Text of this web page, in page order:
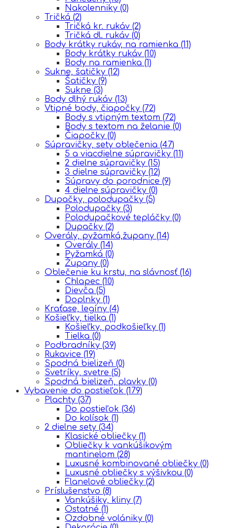
Nakolenniky (0)
Tričká (2)
Tričká kr. rukáv (2)
Tričká dl. rukáv (0)
Body krátky rukáv, na ramienka (11)
Body krátky rukáv (10)
Body na ramienka (1)
Sukne, šatičky (12)
Šatičky (9)
Sukne (3)
Body dlhý rukáv (13)
Vtipné body, čiapočky (72)
Body s vtipným textom (72)
Body s textom na želanie (0)
Čiapočky (0)
Súpravičky, sety oblečenia (47)
5 a viacdielne súpravičky (11)
2 dielne súpravičky (15)
3 dielne súpravičky (12)
Súpravy do porodnice (9)
4 dielne súpravičky (0)
Dupačky, polodupačky (5)
Polodupačky (3)
Polodupačkové tepláčky (0)
Dupačky (2)
Overály, pyžamká,župany (14)
Overály (14)
Pyžamká (0)
Župany (0)
Oblečenie ku krstu, na slávnosť (16)
Chlapec (10)
Dievča (5)
Doplnky (1)
Kraťase, legíny (4)
Košieľky, tielka (1)
Košieľky, podkošieľky (1)
Tielka (0)
Podbradníky (39)
Rukavice (19)
Spodná bielizeň (0)
Svetríky, svetre (5)
Spodná bielizeň, plavky (0)
Vybavenie do postieľok (179)
Plachty (37)
Do postieľok (36)
Do kolísok (1)
2 dielne sety (34)
Klasické obliečky (1)
Obliečky k vankúšikovým
mantinelom (28)
Luxusné kombinované obliečky (0)
Luxusné obliečky s výšivkou (0)
Flanelové obliečky (2)
Príslušenstvo (8)
Vankúšiky, kliny (7)
Ostatné (1)
Ozdobné volániky (0)